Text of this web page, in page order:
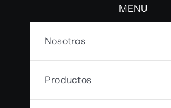
MENU
Nosotros
Productos